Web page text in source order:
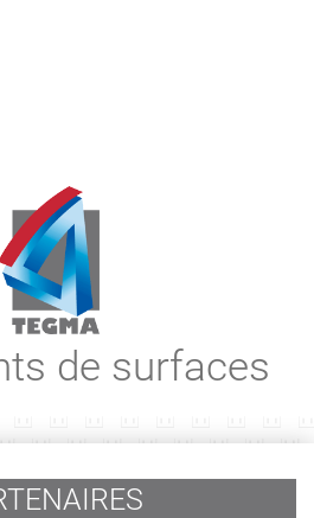
de surfaces